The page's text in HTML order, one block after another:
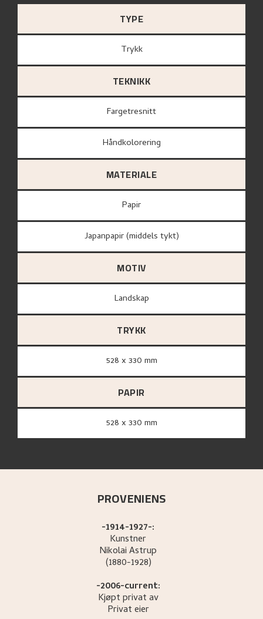
TYPE
Trykk
TEKNIKK
Fargetresnitt
Håndkolorering
MATERIALE
papir
Japanpapir (middels tykt)
MOTIV
Landskap
TRYKK
528 x 330 mm
PAPIR
528 x 330 mm
PROVENIENS
-1914-1927-:
Kunstner
NikolaiAstrup
(1880-1928)
-2006-current:
Kjøpt privat av
Privat eier